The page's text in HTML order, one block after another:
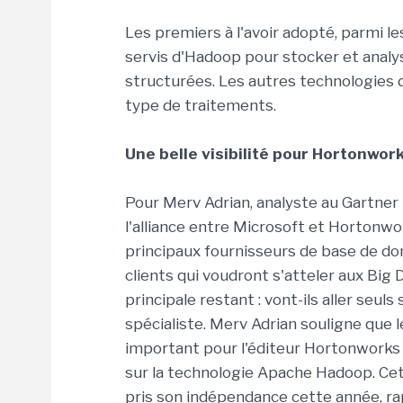
Les premiers à l'avoir adopté, parmi
servis d'Hadoop pour stocker et
structurées. Les autres technologies
type de traitements.
Une belle visibilité pour
Pour Merv Adrian, analyste au
l'alliance entre Microsoft et
principaux fournisseurs de base de
clients qui voudront s'atteler aux Big
principale restant : vont-ils aller
spécialiste. Merv Adrian souligne
important pour l'éditeur
sur la technologie Apache Hadoop.
pris son indépendance cette année,